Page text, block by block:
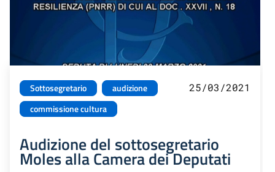
Sottosegretario
audizione
commissione cultura
25/03/2021
Audizione del sottosegretario
Moles alla Camera dei Deputati